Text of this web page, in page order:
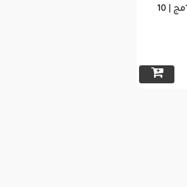
اولفين اس ار 100مج | 10